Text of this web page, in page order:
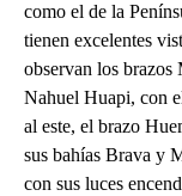
como el de la
tienen excelentes
observan los
Nahuel Huapi, con
al este, el brazo
sus bahías Brava y
con sus luces